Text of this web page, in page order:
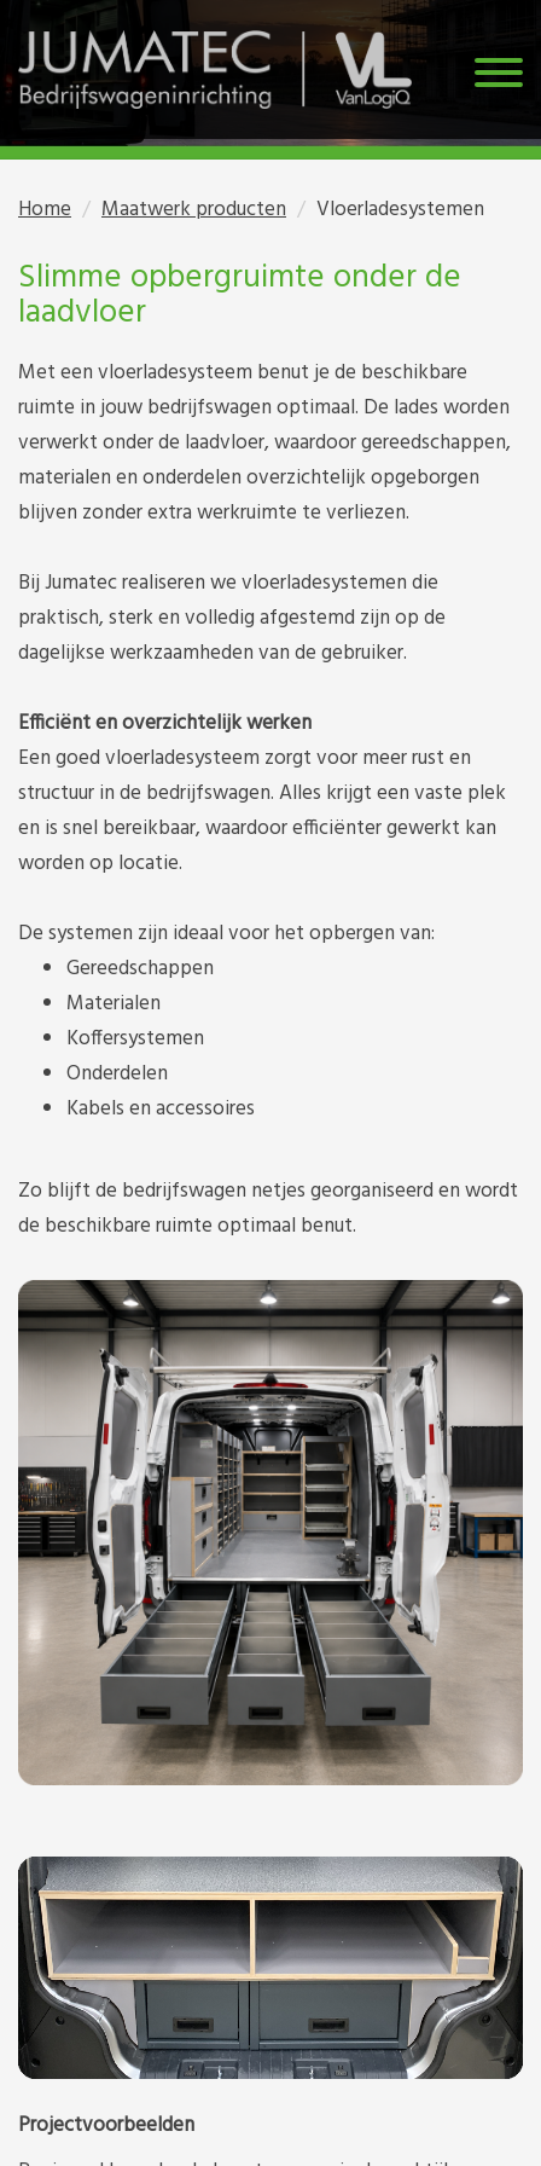
Home Maatwerk producten Vloerladesystemen
Slimme opbergruimte onder de
laadvloer
Met een vloerladesysteem benut je de beschikbare
ruimte in jouw bedrijfswagen optimaal. De lades worden
verwerkt onder de laadvloer, waardoor gereedschappen,
materialen en onderdelen overzichtelijk opgeborgen
blijven zonder extra werkruimte te verliezen.
Bij Jumatec realiseren we vloerladesystemen die
praktisch, sterk en volledig afgestemd zijn op de
dagelijkse werkzaamheden van de gebruiker.
Efficiënt en overzichtelijk werken
Een goed vloerladesysteem zorgt voor meer rust en
structuur in de bedrijfswagen. Alles krijgt een vaste plek
en is snel bereikbaar, waardoor efficiënter gewerkt kan
worden op locatie.
De systemen zijn ideaal voor het opbergen van:
Gereedschappen
Materialen
Koffersystemen
Onderdelen
Kabels en accessoires
Zo blijft de bedrijfswagen netjes georganiseerd en wordt
de beschikbare ruimte optimaal benut.
Projectvoorbeelden